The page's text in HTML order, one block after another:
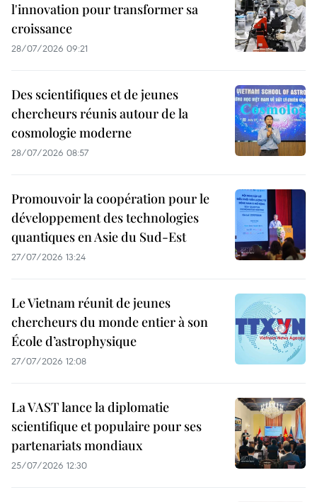
l'innovation pour transformer sa
croissance
28/07/2026 09:21
Des scientifiques et de jeunes
chercheurs réunis autour de la
cosmologie moderne
28/07/2026 08:57
Promouvoir la coopération pour le
développement des technologies
quantiques en Asie du Sud-Est
27/07/2026 13:24
Le Vietnam réunit de jeunes
chercheurs du monde entier à son
École d’astrophysique
27/07/2026 12:08
La VAST lance la diplomatie
scientifique et populaire pour ses
partenariats mondiaux
25/07/2026 12:30